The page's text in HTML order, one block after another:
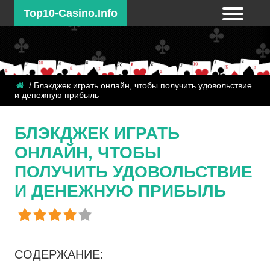
Top10-Casino.Info
/ Блэкджек играть онлайн, чтобы получить удовольствие
и денежную прибыль
БЛЭКДЖЕК ИГРАТЬ
ОНЛАЙН, ЧТОБЫ
ПОЛУЧИТЬ УДОВОЛЬСТВИЕ
И ДЕНЕЖНУЮ ПРИБЫЛЬ
СОДЕРЖАНИЕ: